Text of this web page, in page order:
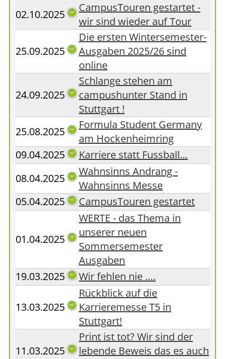
02.10.2025
CampusTouren gestartet -
wir sind wieder auf Tour
25.09.2025
Die ersten Wintersemester-
Ausgaben 2025/26 sind
online
24.09.2025
Schlange stehen am
campushunter Stand in
Stuttgart !
25.08.2025
Formula Student Germany
am Hockenheimring
09.04.2025
Karriere statt Fussball…
08.04.2025
Wahnsinns Andrang -
Wahnsinns Messe
05.04.2025
CampusTouren gestartet
01.04.2025
WERTE - das Thema in
unserer neuen
Sommersemester
Ausgaben
19.03.2025
Wir fehlen nie ….
13.03.2025
Rückblick auf die
Karrieremesse T5 in
Stuttgart!
11.03.2025
Print ist tot? Wir sind der
lebende Beweis das es auch